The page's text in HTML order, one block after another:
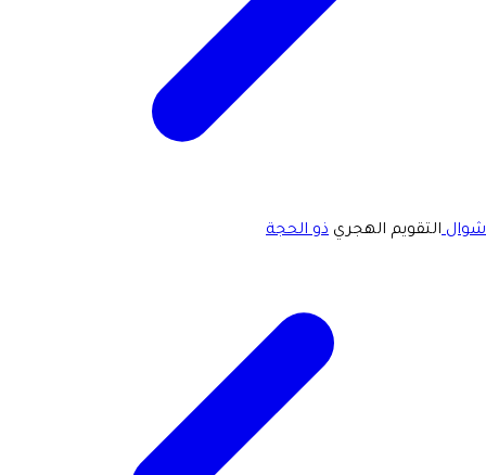
شوالالتقويم الهجري ذو الحجة